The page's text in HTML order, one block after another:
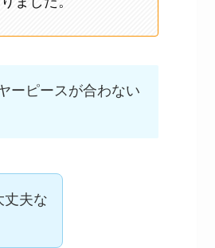
ーピースが合わない
丈夫な